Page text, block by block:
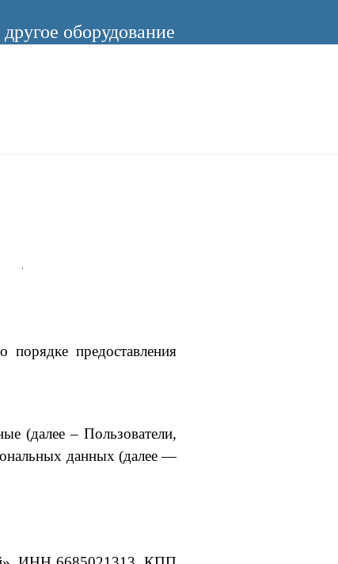
оборудование
.
предоставления
(далее – Пользователи,
данных (далее —